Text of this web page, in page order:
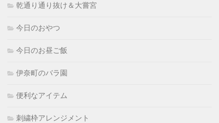
乾通り通り抜け＆大嘗宮
今日のおやつ
今日のお昼ご飯
伊奈町のバラ園
便利なアイテム
刺繍枠アレンジメント